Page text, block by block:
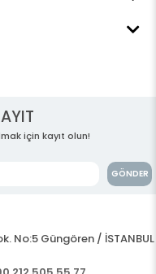
için kayıt olun!
GÖNDER
No:5 Güngören / İSTANBUL